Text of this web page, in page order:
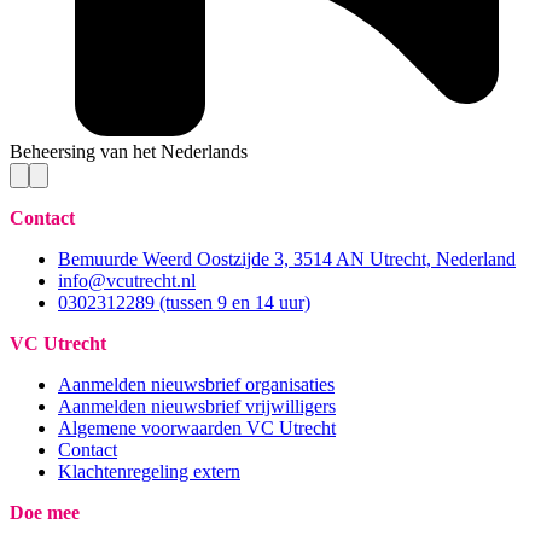
Beheersing van het Nederlands
Contact
Bemuurde Weerd Oostzijde 3, 3514 AN Utrecht, Nederland
info@vcutrecht.nl
0302312289 (tussen 9 en 14 uur)
VC Utrecht
Aanmelden nieuwsbrief organisaties
Aanmelden nieuwsbrief vrijwilligers
Algemene voorwaarden VC Utrecht
Contact
Klachtenregeling extern
Doe mee